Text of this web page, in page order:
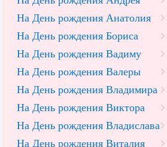
На День рождения Анатолия
На День рождения Бориса
На День рождения Вадиму
На День рождения Валеры
На День рождения Владимира
На День рождения Виктора
На День рождения Владислава
На День рождения Виталия